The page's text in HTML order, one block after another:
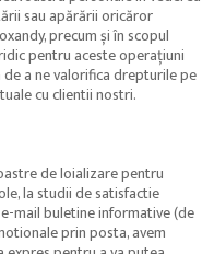
sau apărării oricăror
precum și în scopul
pentru aceste operațiuni
a ne valorifica drepturile pe
cu clientii nostri.
de loializare pentru
la studii de satisfactie
mail buletine informative (de
prin posta, avem